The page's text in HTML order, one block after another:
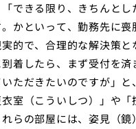
できる限り、きちんとし
かといって、勤務先に喪
的で、合理的な解決策と
着したら、まず受付を済
ただきたいのですが」と
室（こういしつ）」や「
らの部屋には、姿見（鏡